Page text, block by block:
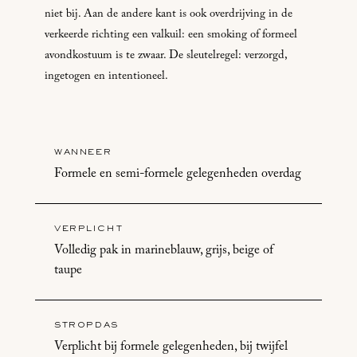
niet bij. Aan de andere kant is ook overdrijving in de
verkeerde richting een valkuil: een smoking of formeel
avondkostuum is te zwaar. De sleutelregel: verzorgd,
ingetogen en intentioneel.
WANNEER
Formele en semi-formele gelegenheden overdag
VERPLICHT
Volledig pak in marineblauw, grijs, beige of
taupe
STROPDAS
Verplicht bij formele gelegenheden, bij twijfel